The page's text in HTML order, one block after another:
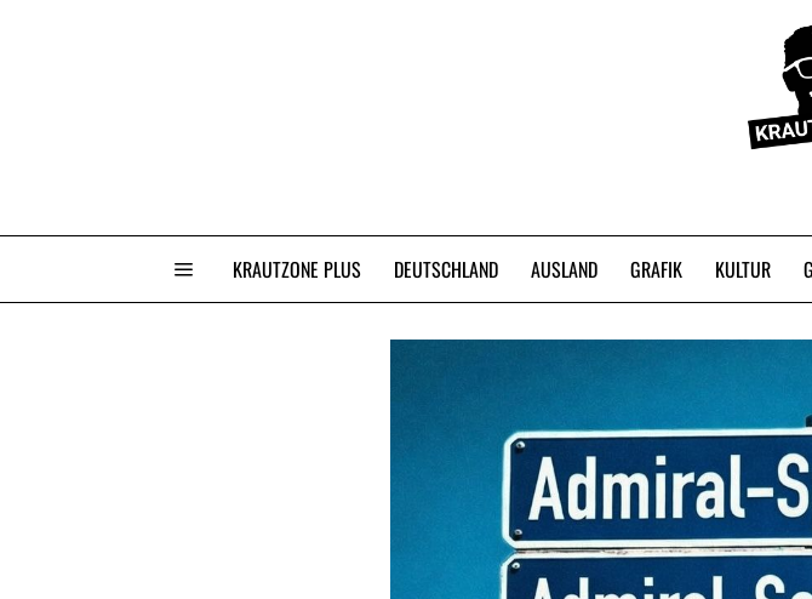
KRAUTZONE PLUS DEUTSCHLAND AUSLAND GRAFIK KULTUR